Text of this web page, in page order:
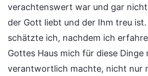
verachtenswert war und gar
der Gott liebt und der Ihm treu
schätzte ich, nachdem ich
Gottes Haus mich für diese Dinge
verantwortlich machte, nicht nur